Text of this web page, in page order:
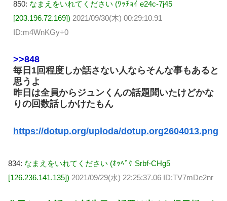
850: なまえをいれてください (ﾜｯﾁｮｲ e24c-7j45
[203.196.72.169]) 2021/09/30(木) 00:29:10.91
ID:m4WnKGy+0
>>848
毎日1回程度しか話さない人ならそんな事もあると
思うよ
昨日は全員からジュンくんの話題聞いたけどかな
りの回数話しかけたもん
https://dotup.org/uploda/dotup.org2604013.png
834: なまえをいれてください (ｵｯﾍﾟｹ Srbf-CHg5
[126.236.141.135]) 2021/09/29(水) 22:25:37.06 ID:TV7mDe2nr